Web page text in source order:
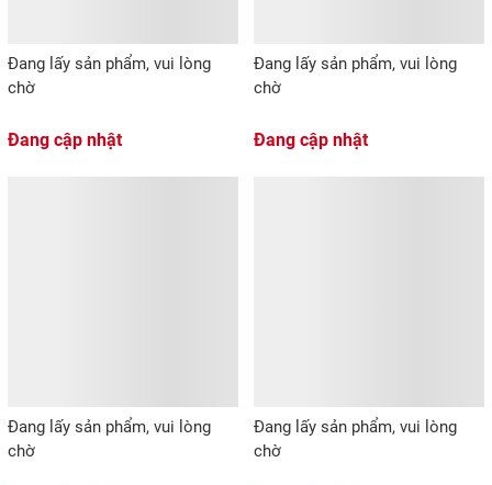
Đang lấy sản phẩm, vui lòng
chờ
Đang cập nhật
Đang lấy sản phẩm, vui lòng
chờ
Đang cập nhật
Đang lấy sản phẩm, vui lòng
chờ
Đang lấy sản phẩm, vui lòng
chờ